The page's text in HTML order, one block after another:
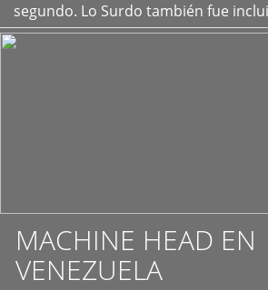
segundo. Lo Surdo también fue
MACHINE HEAD EN
VENEZUELA